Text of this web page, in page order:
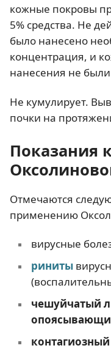
кожные покровы
5% средства. Не
было нанесено
концентрация, и
нанесения не
Не кумулирует.
почки на
Показания
Отмечаются
применению
вирусные
риниты
чешуйчатый